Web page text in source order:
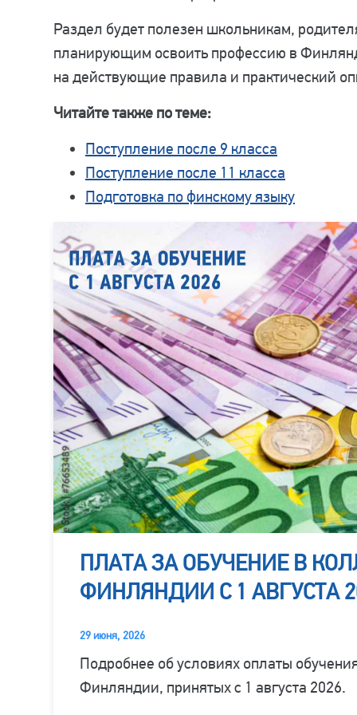
Раздел будет полезен школьникам,
планирующим освоить профессию в
на действующие правила и практический
Читайте также по теме:
Поступление после 9 класса
Поступление после 11 класса
Подготовка по финскому языку
ПЛАТА ЗА ОБУЧЕНИЕ В
ФИНЛЯНДИИ С 1 АВГУСТА
29 июня, 2026
Подробнее об условиях оплаты
Финляндии, принятых с 1 августа 2026.